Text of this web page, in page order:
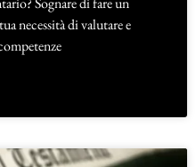
necessità di valutare e